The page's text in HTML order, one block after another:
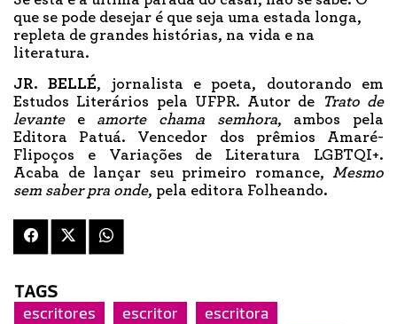
que se pode desejar é que seja uma estada longa,
repleta de grandes histórias, na vida e na
literatura.
JR. BELLÉ, jornalista e poeta, doutorando em
Estudos Literários pela UFPR. Autor de
Trato de
levantee amorte chama semhora, ambos pela
Editora Patuá. Vencedor dos prêmios Amaré-
Flipoços e Variações de Literatura LGBTQI+.
Acaba de lançar seu primeiro romance, Mesmo
sem saber pra onde, pela editora Folheando.
TAGS
escritores escritor
escritora